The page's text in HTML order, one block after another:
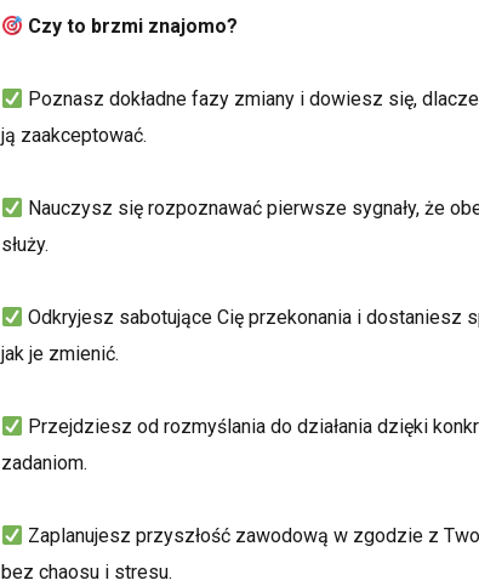
Czy to brzmi znajomo?
Poznasz dokładne fazy zmiany i dowiesz się,
ją zaakceptować.
Nauczysz się rozpoznawać pierwsze sygnały, że
służy.
Odkryjesz sabotujące Cię przekonania i dostaniesz
jak je zmienić.
Przejdziesz od rozmyślania do działania dzięki
zadaniom.
Zaplanujesz przyszłość zawodową w zgodzie z
bez chaosu i stresu.